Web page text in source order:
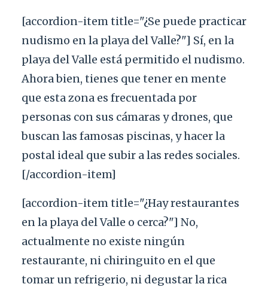
[accordion-item title="¿Se puede practicar
nudismo en la playa del Valle?"] Sí, en la
playa del Valle está permitido el nudismo.
Ahora bien, tienes que tener en mente
que esta zona es frecuentada por
personas con sus cámaras y drones, que
buscan las famosas piscinas, y hacer la
postal ideal que subir a las redes sociales.
[/accordion-item]
[accordion-item title="¿Hay restaurantes
en la playa del Valle o cerca?"] No,
actualmente no existe ningún
restaurante, ni chiringuito en el que
tomar un refrigerio, ni degustar la rica